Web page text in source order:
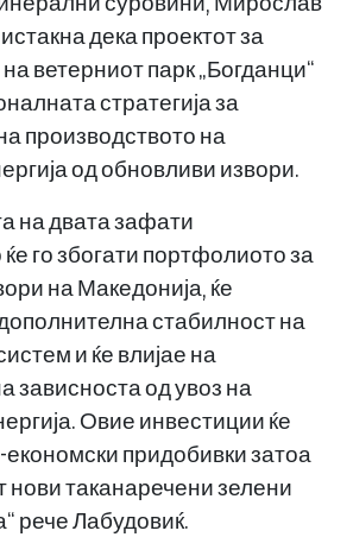
дека проектот за
ветерниот парк „Богданци“
стратегија за
производството на
од обновливи извори.
на двата зафати
го збогати портфолиото за
на Македонија, ќе
стабилност на
и ќе влијае на
зависноста од увоз на
Овие инвестиции ќе
придобивки затоа
нови таканаречени зелени
рече Лабудовиќ.